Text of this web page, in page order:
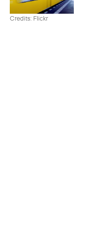
Credits: Flickr